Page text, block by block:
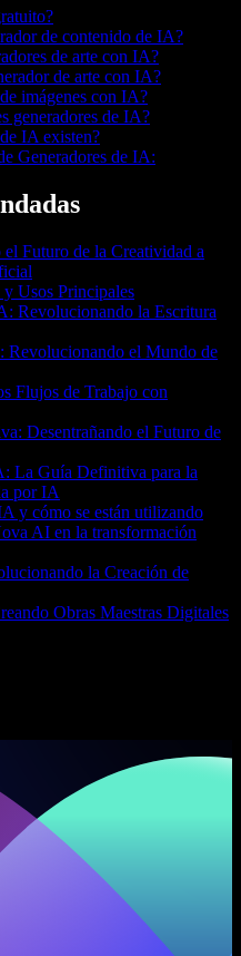
de contenido de IA?
de arte con IA?
de arte con IA?
imágenes con IA?
generadores de IA?
IA existen?
Generadores de IA:
Futuro de la Creatividad a
Usos Principales
Revolucionando la Escritura
Revolucionando el Mundo de
Flujos de Trabajo con
Desentrañando el Futuro de
La Guía Definitiva para la
por IA
y cómo se están utilizando
AI en la transformación
la Creación de
Obras Maestras Digitales